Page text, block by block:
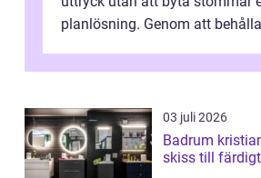
planlösning. Genom att
03 juli 2026
Badrum kristianstad
skiss till